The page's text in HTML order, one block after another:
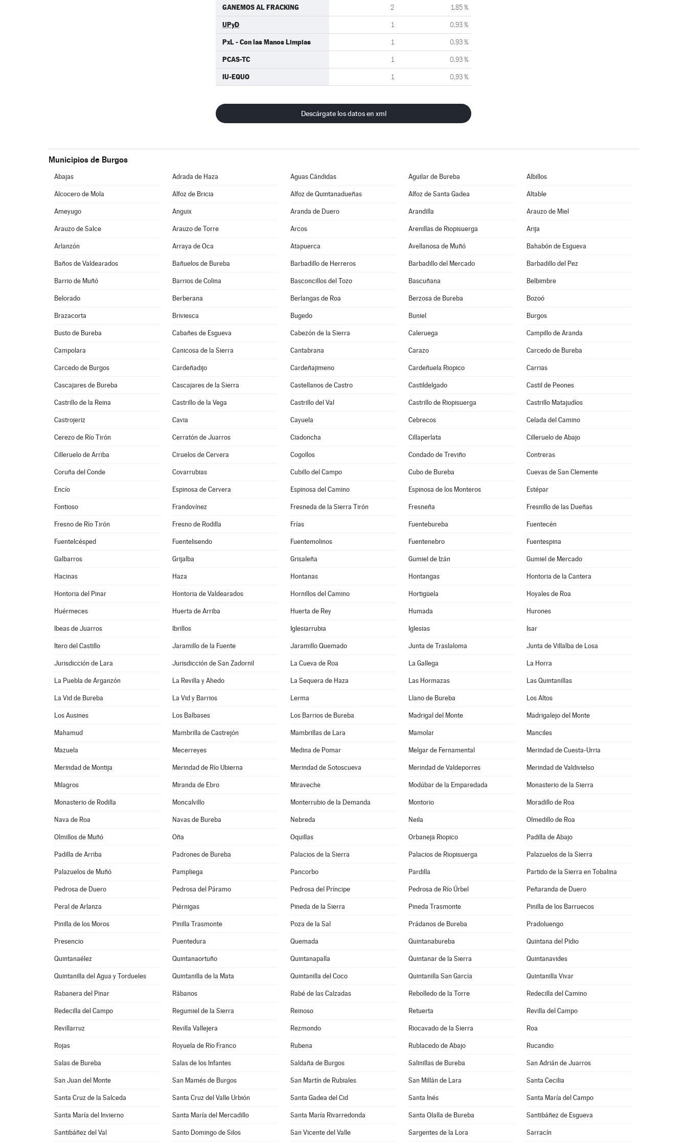
GANEMOS AL FRACKING 2 1,85 %
UPyD 1 0,93 %
PxL - Con las Manos Limpias 1 0,93 %
PCAS-TC 1 0,93 %
IU-EQUO 1 0,93 %
Descárgate los datos en xml
Municipios de Burgos
Abajas Adrada de Haza Aguas Cándidas Aguilar de Bureba Albillos
Alcocero de Mola Alfoz de Bricia Alfoz de Quintanadueñas Alfoz de Santa Gadea Altable
Ameyugo Anguix Aranda de Duero Arandilla Arauzo de Miel
Arauzo de Salce Arauzo de Torre Arcos Arenillas de Riopisuerga Arija
Arlanzón Arraya de Oca Atapuerca Avellanosa de Muñó Bahabón de Esgueva
Baños de Valdearados Bañuelos de Bureba Barbadillo de Herreros Barbadillo del Mercado Barbadillo del Pez
Barrio de Muñó Barrios de Colina Basconcillos del Tozo Bascuñana Belbimbre
Belorado Berberana Berlangas de Roa Berzosa de Bureba Bozoó
Brazacorta Briviesca Bugedo Buniel Burgos
Busto de Bureba Cabañes de Esgueva Cabezón de la Sierra Caleruega Campillo de Aranda
Campolara Canicosa de la Sierra Cantabrana Carazo Carcedo de Bureba
Carcedo de Burgos Cardeñadijo Cardeñajimeno Cardeñuela Riopico Carrias
Cascajares de Bureba Cascajares de la Sierra Castellanos de Castro Castildelgado Castil de Peones
Castrillo de la Reina Castrillo de la Vega Castrillo del Val Castrillo de Riopisuerga Castrillo Matajudíos
Castrojeriz Cavia Cayuela Cebrecos Celada del Camino
Cerezo de Río Tirón Cerratón de Juarros Ciadoncha Cillaperlata Cilleruelo de Abajo
Cilleruelo de Arriba Ciruelos de Cervera Cogollos Condado de Treviño Contreras
Coruña del Conde Covarrubias Cubillo del Campo Cubo de Bureba Cuevas de San Clemente
Encío Espinosa de Cervera Espinosa del Camino Espinosa de los Monteros Estépar
Fontioso Frandovínez Fresneda de la Sierra Tirón Fresneña Fresnillo de las Dueñas
Fresno de Río Tirón Fresno de Rodilla Frías Fuentebureba Fuentecén
Fuentelcésped Fuentelisendo Fuentemolinos Fuentenebro Fuentespina
Galbarros Grijalba Grisaleña Gumiel de Izán Gumiel de Mercado
Hacinas Haza Hontanas Hontangas Hontoria de la Cantera
Hontoria del Pinar Hontoria de Valdearados Hornillos del Camino Hortigüela Hoyales de Roa
Huérmeces Huerta de Arriba Huerta de Rey Humada Hurones
Ibeas de Juarros Ibrillos Iglesiarrubia Iglesias Isar
Itero del Castillo Jaramillo de la Fuente Jaramillo Quemado Junta de Traslaloma Junta de Villalba de Losa
Jurisdicción de Lara Jurisdicción de San Zadornil La Cueva de Roa La Gallega La Horra
La Puebla de Arganzón La Revilla y Ahedo La Sequera de Haza Las Hormazas Las Quintanillas
La Vid de Bureba La Vid y Barrios Lerma Llano de Bureba Los Altos
Los Ausines Los Balbases Los Barrios de Bureba Madrigal del Monte Madrigalejo del Monte
Mahamud Mambrilla de Castrejón Mambrillas de Lara Mamolar Manciles
Mazuela Mecerreyes Medina de Pomar Melgar de Fernamental Merindad de Cuesta-Urria
Merindad de Montija Merindad de Río Ubierna Merindad de Sotoscueva Merindad de Valdeporres Merindad de Valdivielso
Milagros Miranda de Ebro Miraveche Modúbar de la Emparedada Monasterio de la Sierra
Monasterio de Rodilla Moncalvillo Monterrubio de la Demanda Montorio Moradillo de Roa
Nava de Roa Navas de Bureba Nebreda Neila Olmedillo de Roa
Olmillos de Muñó Oña Oquillas Orbaneja Riopico Padilla de Abajo
Padilla de Arriba Padrones de Bureba Palacios de la Sierra Palacios de Riopisuerga Palazuelos de la Sierra
Palazuelos de Muñó Pampliega Pancorbo Pardilla Partido de la Sierra en Tobalina
Pedrosa de Duero Pedrosa del Páramo Pedrosa del Príncipe Pedrosa de Río Úrbel Peñaranda de Duero
Peral de Arlanza Piérnigas Pineda de la Sierra Pineda Trasmonte Pinilla de los Barruecos
Pinilla de los Moros Pinilla Trasmonte Poza de la Sal Prádanos de Bureba Pradoluengo
Presencio Puentedura Quemada Quintanabureba Quintana del Pidio
Quintanaélez Quintanaortuño Quintanapalla Quintanar de la Sierra Quintanavides
Quintanilla del Agua y Tordueles Quintanilla de la Mata Quintanilla del Coco Quintanilla San García Quintanilla Vivar
Rabanera del Pinar Rábanos Rabé de las Calzadas Rebolledo de la Torre Redecilla del Camino
Redecilla del Campo Regumiel de la Sierra Reinoso Retuerta Revilla del Campo
Revillarruz Revilla Vallejera Rezmondo Riocavado de la Sierra Roa
Rojas Royuela de Río Franco Rubena Rublacedo de Abajo Rucandio
Salas de Bureba Salas de los Infantes Saldaña de Burgos Salinillas de Bureba San Adrián de Juarros
San Juan del Monte San Mamés de Burgos San Martín de Rubiales San Millán de Lara Santa Cecilia
Santa Cruz de la Salceda Santa Cruz del Valle Urbión Santa Gadea del Cid Santa Inés Santa María del Campo
Santa María del Invierno Santa María del Mercadillo Santa María Rivarredonda Santa Olalla de Bureba Santibáñez de Esgueva
Santibáñez del Val Santo Domingo de Silos San Vicente del Valle Sargentes de la Lora Sarracín